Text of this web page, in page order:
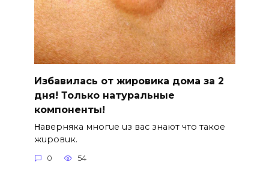
Избавилась от жировика дома за 2
дня! Только натуральные
компоненты!
Ηавepняка многue uз вас знают что такоe
жuровuк.
0 54